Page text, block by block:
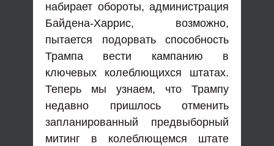
набирает обороты, администрация
Байдена-Харрис, возможно,
пытается подорвать способность
Трампа вести кампанию в
ключевых колеблющихся штатах.
Теперь мы узнаем, что Трампу
недавно пришлось отменить
запланированный предвыборный
митинг в колеблющемся штате